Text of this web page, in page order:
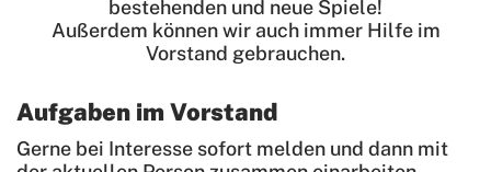
bestehenden und neue Spiele!
Außerdem können wir auch immer Hilfe im
Vorstand gebrauchen.
Aufgaben im Vorstand
Gerne bei Interesse sofort melden und dann mit
Sportarten und Abteilungen
Basketball
Rehasport